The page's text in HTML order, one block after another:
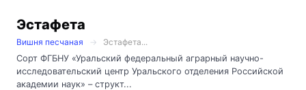
Эстафета
Вишня песчаная
Эстафета...
Сорт ФГБНУ «Уральский федеральный аграрный научно-
исследовательский центр Уральского отделения Российской
академии наук» – структ...